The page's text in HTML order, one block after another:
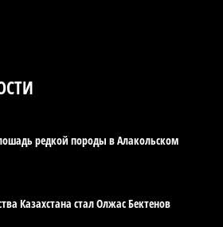
подорожал: в
мира приехали на
область
редкой породы в Алакольском
Казахстана стал Олжас Бектенов